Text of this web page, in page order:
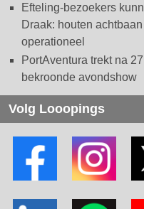
Efteling-bezoekers
Draak: houten
operationeel
PortAventura trekt na
bekroonde avondshow
Volg Looopings